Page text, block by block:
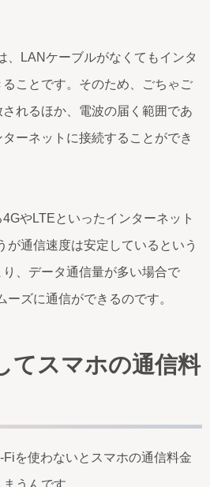
、LANケーブルがなくてもインタ
ことです。そのため、ごちゃご
れるほか、電波の届く範囲であ
ーネットに接続することができ
やLTEといったインターネット
が通信速度は安定しているという
、データ通信量が多い場合で
ーズに通信ができるのです。
てスマホの通信料
を使わないとスマホの通信料金
うんです。